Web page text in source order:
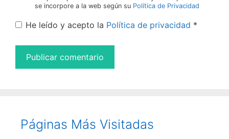
se incorpore a la web según su Política de Privacidad
He leído y acepto la Política de privacidad *
Páginas Más Visitadas